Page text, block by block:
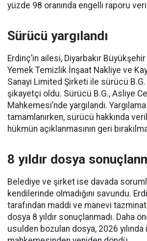
yüzde 98 oranında engelli raporu
Sürücü yargılandı
Erdinç’in ailesi, Diyarbakır
Yemek Temizlik İnşaat Nakliye ve
Sanayi Limited Şirketi ile sürücü B.G.
şikayetçi oldu. Sürücü B.G., Asliye
Mahkemesi’nde yargılandı.
tamamlanırken, sürücü hakkında
hükmün açıklanmasının geri
8 yıldır dosya
Belediye ve şirket ise davada
kendilerinde olmadığını savundu.
tarafından maddi ve manevi tazminat
dosya 8 yıldır sonuçlanmadı. Daha
usulden bozulan dosya, 2026